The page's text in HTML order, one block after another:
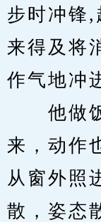
步时冲锋,
来得及将
作气地冲
他做饭
来，动作
从窗外照
散，姿态